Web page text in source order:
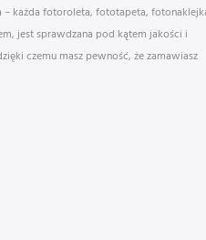
– każda fotoroleta, fototapeta,
jest sprawdzana pod kątem jakości i
czemu masz pewność, że zamawiasz